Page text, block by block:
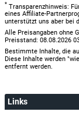
* Transparenzhinweis:
eines Affiliate-
unterstützt uns aber bei
Alle Preisangaben ohne
Preisstand: 08.08.2026
Bestimmte Inhalte, die
Diese Inhalte werden
entfernt werden.
Links